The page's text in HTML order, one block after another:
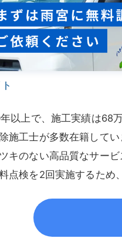
以上で、施工実績は68
施工士が多数在籍して
キのない高品質なサー
点検を2回実施するため